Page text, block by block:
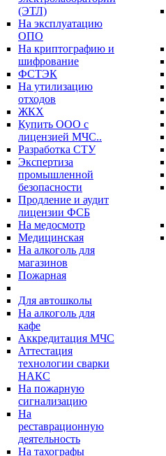
(ЭТЛ)
На эксплуатацию
ОПО
На криптографию и
шифрование
ФСТЭК
На утилизацию
отходов
ЖКХ
Купить ООО с
лицензией МЧС..
Разработка СТУ
Экспертиза
промышленной
безопасности
Продление и аудит
лицензии ФСБ
На медосмотр
Медицинская
На алкоголь для
магазинов
Пожарная
Для автошколы
На алкоголь для
кафе
Аккредитация МЧС
Аттестация
технологии сварки
НАКС
На пожарную
сигнализацию
На
реставрационную
деятельность
На тахографы